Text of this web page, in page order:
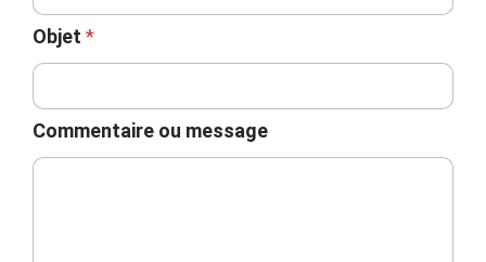
Objet *
Commentaire ou message